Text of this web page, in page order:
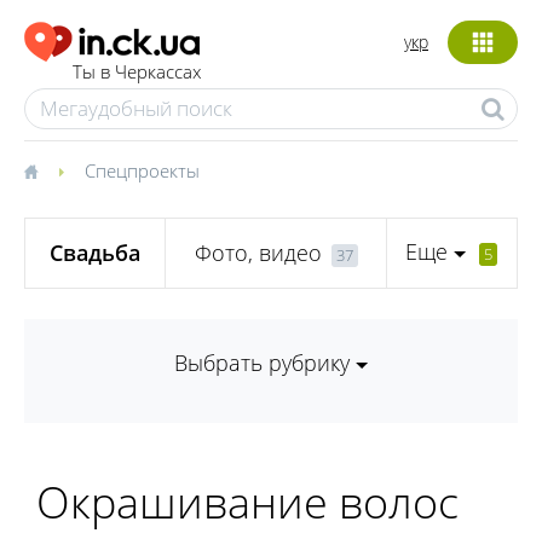
Ты в Черкассах
укр
Спецпроекты
Свадьба Фото, видео 37 Еще 5
Выбрать рубрику
Окрашивание волос